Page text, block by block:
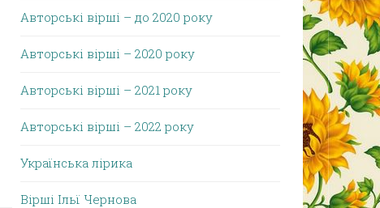
Авторські вірші – до 2020 року
Авторські вірші – 2020 року
Авторські вірші – 2021 року
Авторські вірші – 2022 року
Українська лірика
Вірші Ільї Чернова